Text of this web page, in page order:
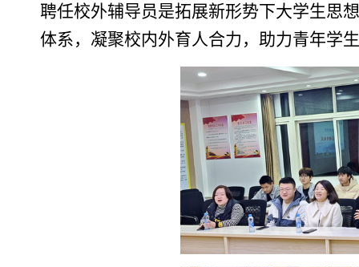
聘任校外辅导员是拓展新形势下大学生思
体系，凝聚校内外育人合力，助力青年学